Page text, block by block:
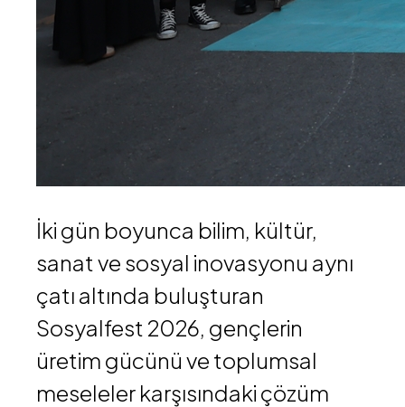
İki gün boyunca bilim, kültür,
sanat ve sosyal inovasyonu aynı
çatı altında buluşturan
Sosyalfest 2026, gençlerin
üretim gücünü ve toplumsal
meseleler karşısındaki çözüm